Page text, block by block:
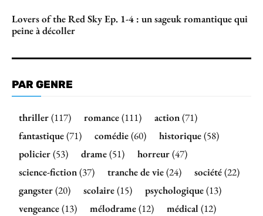
Lovers of the Red Sky Ep. 1-4 : un sageuk romantique qui
peine à décoller
PAR GENRE
thriller(117) romance(111) action(71)
fantastique(71) comédie(60) historique(58)
policier(53) drame(51) horreur(47)
science-fiction(37) tranche de vie(24) société(22)
gangster(20) scolaire(15) psychologique(13)
vengeance(13) mélodrame(12) médical(12)